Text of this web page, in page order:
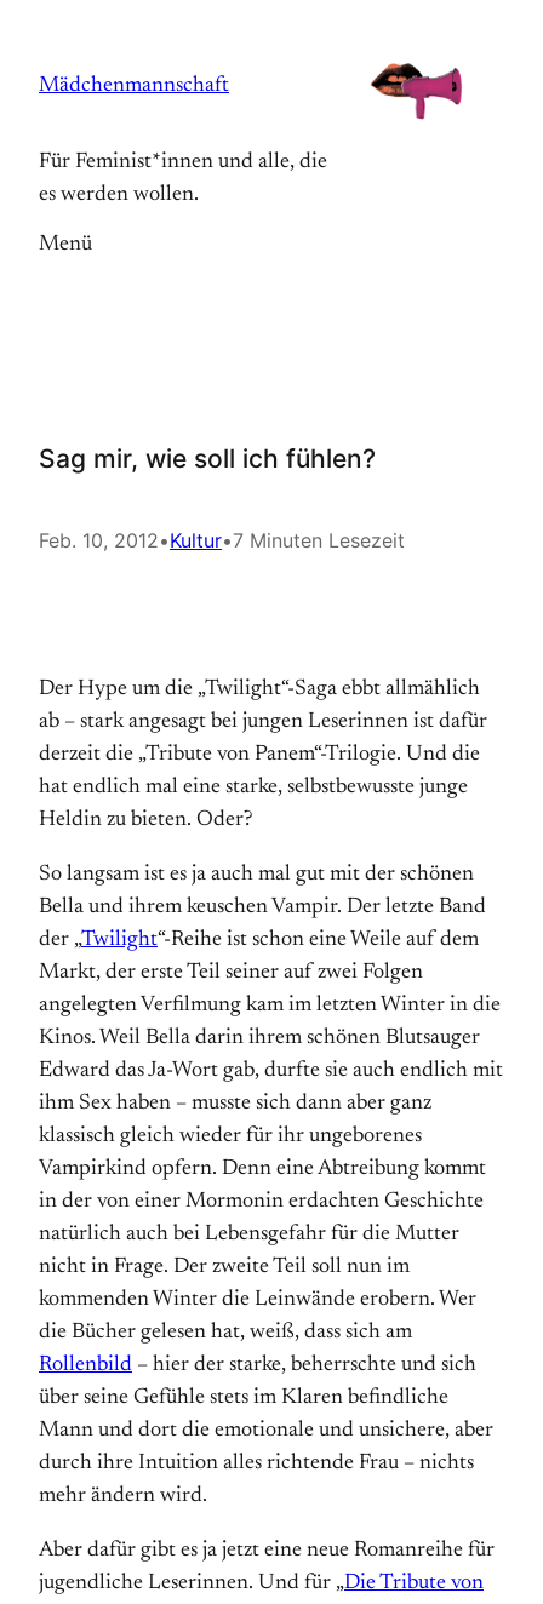
springen
Mädchenmannschaft
Für Feminist*innen und alle, die
es werden wollen.
Menü
Sag mir, wie soll ich fühlen?
Feb. 10, 2012•Kultur•7 Minuten Lesezeit
Der Hype um die „Twilight“-Saga ebbt allmählich
ab – stark angesagt bei jungen Leserinnen ist dafür
derzeit die „Tribute von Panem“-Trilogie. Und die
hat endlich mal eine starke, selbstbewusste junge
Heldin zu bieten. Oder?
So langsam ist es ja auch mal gut mit der schönen
Bella und ihrem keuschen Vampir. Der letzte Band
der „Twilight“-Reihe ist schon eine Weile auf dem
Markt, der erste Teil seiner auf zwei Folgen
angelegten Verfilmung kam im letzten Winter in die
Kinos. Weil Bella darin ihrem schönen Blutsauger
Edward das Ja-Wort gab, durfte sie auch endlich mit
ihm Sex haben – musste sich dann aber ganz
klassisch gleich wieder für ihr ungeborenes
Vampirkind opfern. Denn eine Abtreibung kommt
in der von einer Mormonin erdachten Geschichte
natürlich auch bei Lebensgefahr für die Mutter
nicht in Frage. Der zweite Teil soll nun im
kommenden Winter die Leinwände erobern. Wer
die Bücher gelesen hat, weiß, dass sich am
Rollenbild – hier der starke, beherrschte und sich
über seine Gefühle stets im Klaren befindliche
Mann und dort die emotionale und unsichere, aber
durch ihre Intuition alles richtende Frau – nichts
mehr ändern wird.
Aber dafür gibt es ja jetzt eine neue Romanreihe für
jugendliche Leserinnen. Und für „Die Tribute von